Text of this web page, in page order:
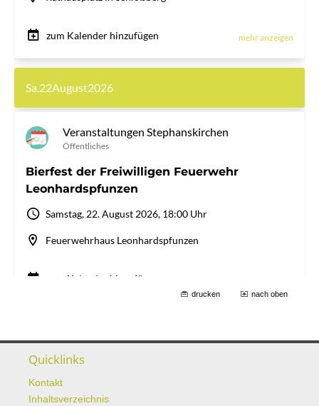
drucken nach oben
Quicklinks
Kontakt
Inhaltsverzeichnis